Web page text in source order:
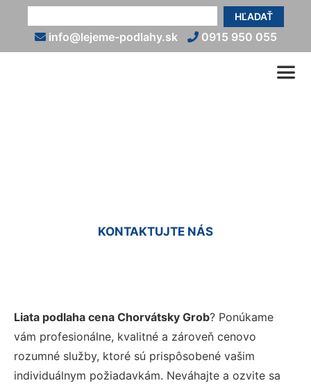
HĽADAŤ
info@lejeme-podlahy.sk 0915 950 055
KONTAKTUJTE NÁS
Liata podlaha cena Chorvátsky Grob? Ponúkame
vám profesionálne, kvalitné a zároveň cenovo
rozumné služby, ktoré sú prispôsobené vašim
individuálnym požiadavkám. Neváhajte a ozvite sa